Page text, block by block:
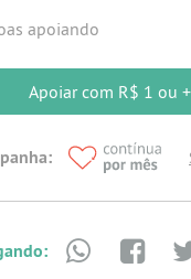
apoiando
Apoiar com R$ 1 ou +